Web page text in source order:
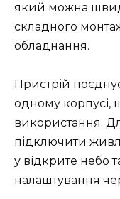
який можна
складного
обладнання.
Пристрій
одному корпусі,
використання.
підключити
у відкрите небо
налаштування